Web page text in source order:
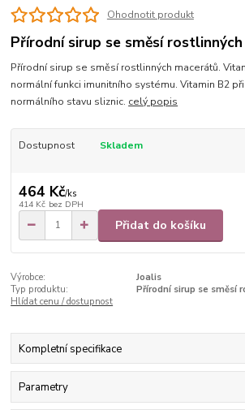
Ohodnotit produkt
Přírodní sirup se směsí
Přírodní sirup se směsí rostlinných macerátů.
normální funkci imunitního systému. Vitamin B2
normálního stavu sliznic. celý popis
Dostupnost Skladem
464 Kč/ks
414 Kč bez DPH
Přidat do košíku
Výrobce:
Joalis
Typ produktu:
Přírodní sirup se směsí
Hlídat cenu / dostupnost
Kompletní specifikace
Parametry